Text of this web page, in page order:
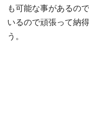
も可能な事があるの
いるので頑張って納
う。